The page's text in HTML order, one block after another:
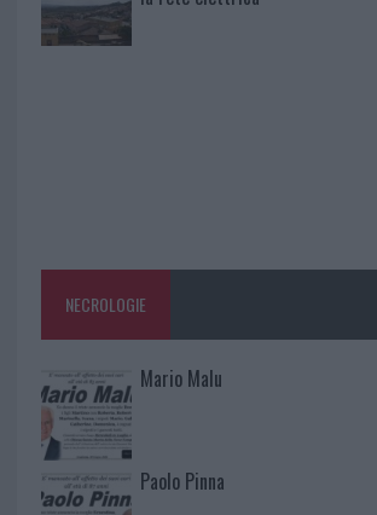
NECROLOGIE
Mario Malu
Paolo Pinna